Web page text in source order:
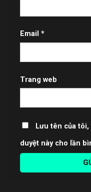
Email *
Trang web
Lưu tên của
duyệt này cho lần